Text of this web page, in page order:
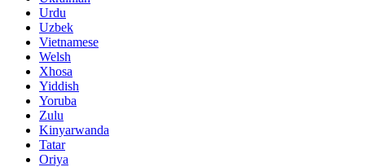
Urdu
Uzbek
Vietnamese
Welsh
Xhosa
Yiddish
Yoruba
Zulu
Kinyarwanda
Tatar
Oriya